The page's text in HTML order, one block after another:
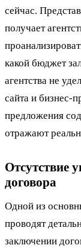
сейчас.
получает
какой бюджет
агентства не
сайта и бизнес-
предложения
отражают
Отсутствие
договора
Одной из
проводят
заключении